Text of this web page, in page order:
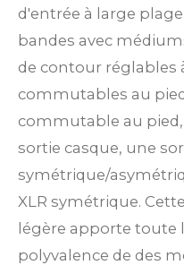
d'entrée à large
bandes avec
de contour réglables
commutables au
commutable au
sortie casque, une
symétrique/
XLR symétrique.
légère apporte toute
polyvalence de des